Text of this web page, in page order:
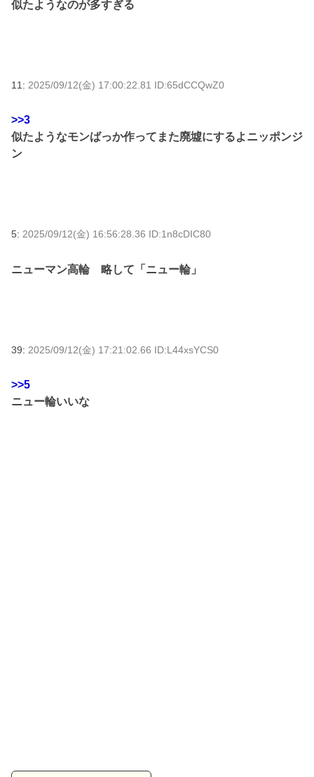
似たようなのが多すぎる
11: 2025/09/12(金) 17:00:22.81 ID:65dCCQwZ0
>>3
似たようなモンばっか作ってまた廃墟にするよニッポンジ
ン
5: 2025/09/12(金) 16:56:28.36 ID:1n8cDIC80
ニューマン高輪 略して「ニュー輪」
39: 2025/09/12(金) 17:21:02.66 ID:L44xsYCS0
>>5
ニュー輪いいな